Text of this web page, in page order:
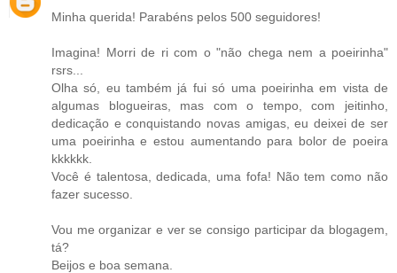
Minha querida! Parabéns pelos 500 seguidores!
Imagina! Morri de ri com o "não chega nem a poeirinha"
rsrs...
Olha só, eu também já fui só uma poeirinha em vista de
algumas blogueiras, mas com o tempo, com jeitinho,
dedicação e conquistando novas amigas, eu deixei de ser
uma poeirinha e estou aumentando para bolor de poeira
kkkkkk.
Você é talentosa, dedicada, uma fofa! Não tem como não
fazer sucesso.
Vou me organizar e ver se consigo participar da blogagem,
tá?
Beijos e boa semana.